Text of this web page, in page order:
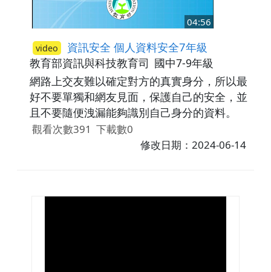
04:56
video 資訊安全 個人資料安全7年級
教育部資訊與科技教育司 國中7-9年級
網路上交友難以確定對方的真實身分，所以最
好不要單獨和網友見面，保護自己的安全，並
且不要隨便洩漏能夠識別自己身分的資料。
觀看次數391 下載數0
修改日期：2024-06-14